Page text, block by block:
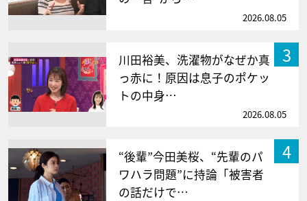
2026.08.05
3
川田裕美、洗濯物がなぜか真
っ赤に！原因は息子のポケッ
トの中身…
2026.08.05
4
“後輩”今田美桜、“先輩のパ
ワハラ問題”に持論「被害者
の話だけで…